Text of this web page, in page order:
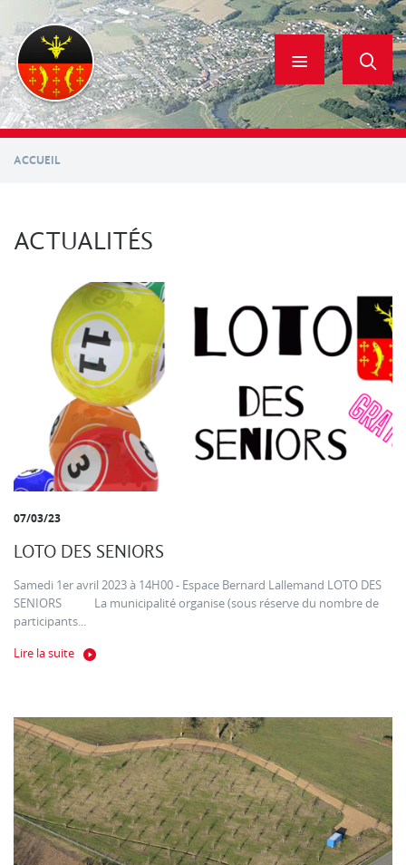
contenu
principal
ACCUEIL
ACTUALITÉS
07/03/23
LOTO DES SENIORS
Samedi 1er avril 2023 à 14H00 - Espace Bernard Lallemand LOTO DES
SENIORS La municipalité organise (sous réserve du nombre de
participants...
Lire la suite